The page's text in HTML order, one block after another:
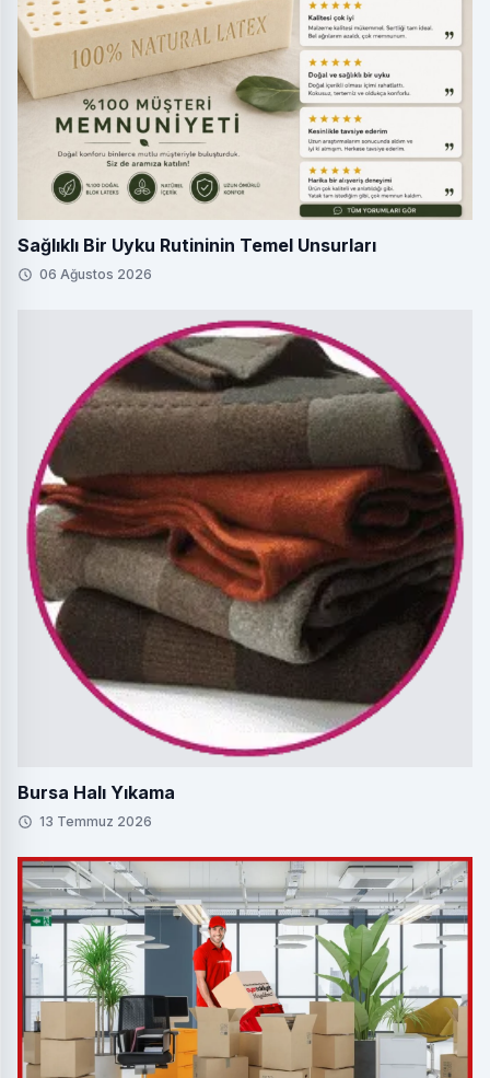
Sağlıklı Bir Uyku Rutininin Temel Unsurları
06 Ağustos 2026
Bursa Halı Yıkama
13 Temmuz 2026